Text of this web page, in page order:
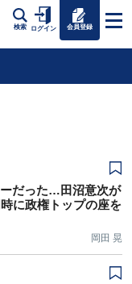
検索 ログイン 会員登録
だった…田沼意次が
に政権トップの座を
岡田 晃